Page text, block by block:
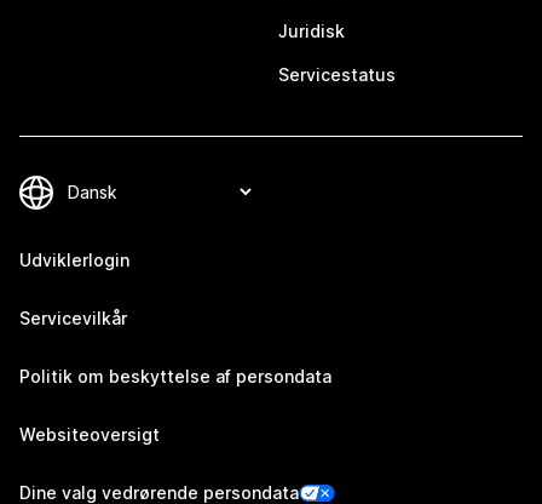
Juridisk
Servicestatus
Udviklerlogin
Servicevilkår
Politik om beskyttelse af persondata
Websiteoversigt
Dine valg vedrørende persondata